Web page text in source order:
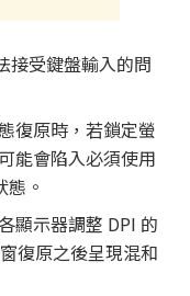
接受鍵盤輸入的問
復原時，若鎖定螢
能會陷入必須使用
。
顯示器調整 DPI 的
復原之後呈現混和